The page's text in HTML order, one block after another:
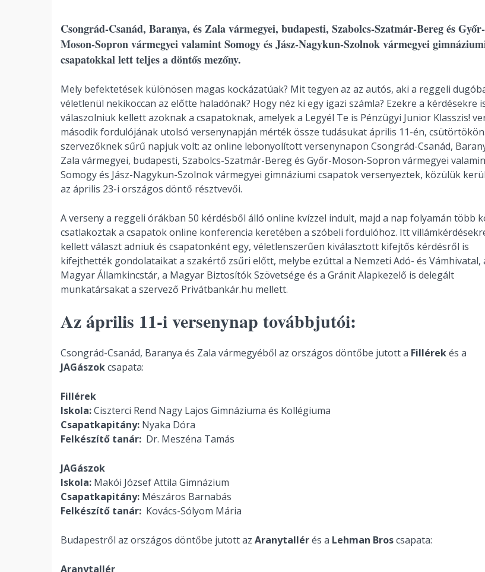
Csongrád-Csanád, Baranya, és Zala vármegyei, budapesti, Szabolcs-Szatmár-Bereg és Győr-
Moson-Sopron vármegyei valamint Somogy és Jász-Nagykun-Szolnok vármegyei
csapatokkal lett teljes a döntős mezőny.
Mely befektetések különösen magas kockázatúak? Mit tegyen az az autós, aki a reggeli
véletlenül nekikoccan az előtte haladónak? Hogy néz ki egy igazi számla? Ezekre a kérdésekre
válaszolniuk kellett azoknak a csapatoknak, amelyek a Legyél Te is Pénzügyi Junior Klasszis!
második fordulójának utolsó versenynapján mérték össze tudásukat április 11-én,
szervezőknek sűrű napjuk volt: az online lebonyolított versenynapon Csongrád-Csanád,
Zala vármegyei, budapesti, Szabolcs-Szatmár-Bereg és Győr-Moson-Sopron vármegyei
Somogy és Jász-Nagykun-Szolnok vármegyei gimnáziumi csapatok versenyeztek, közülük
az április 23-i országos döntő résztvevői.
A verseny a reggeli órákban 50 kérdésből álló online kvízzel indult, majd a nap folyamán több
csatlakoztak a csapatok online konferencia keretében a szóbeli fordulóhoz. Itt
kellett választ adniuk és csapatonként egy, véletlenszerűen kiválasztott kifejtős kérdésről is
kifejthették gondolataikat a szakértő zsűri előtt, melybe ezúttal a Nemzeti Adó- és Vámhivatal,
Magyar Államkincstár, a Magyar Biztosítók Szövetsége és a Gránit Alapkezelő is delegált
munkatársakat a szervező Privátbankár.hu mellett.
Az április 11-i versenynap továbbjutói:
Csongrád-Csanád, Baranya és Zala vármegyéből az országos döntőbe jutott a Fillérekés a
JAGászokcsapata:
Fillérek
Iskola:Ciszterci Rend Nagy Lajos Gimnáziuma és Kollégiuma
Csapatkapitány: Nyaka Dóra
Felkészítő tanár: Dr. Meszéna Tamás
JAGászok
Iskola: Makói József Attila Gimnázium
Csapatkapitány: Mészáros Barnabás
Felkészítő tanár: Kovács-Sólyom Mária
Budapestről az országos döntőbe jutott az Aranytallérés a Lehman Broscsapata:
Aranytallér